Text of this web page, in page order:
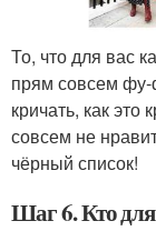
То, что для вас
прям совсем фу-
кричать, как
совсем не
чёрный список!
Шаг 6. Кто